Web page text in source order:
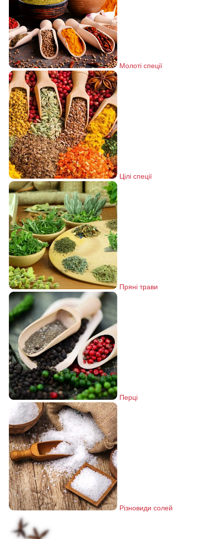
Молоті спеції
Цілі спеції
Пряні трави
Перці
Різновиди солей